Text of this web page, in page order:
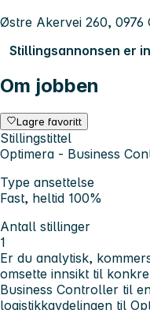
Østre Akervei 260, 0976
Stillingsannonsen er
Om jobben
Lagre favoritt
Stillingstittel
Optimera - Business
Type ansettelse
Fast, heltid 100%
Antall stillinger
1
Er du analytisk,
omsette innsikt til
Business Controller til
logistikkavdelingen til